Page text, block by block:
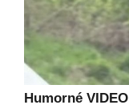
Humorné